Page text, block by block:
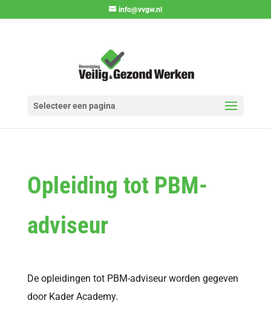
info@vvgw.nl
Selecteer een pagina
Opleiding tot PBM-
adviseur
De opleidingen tot PBM-adviseur worden gegeven
door Kader Academy.